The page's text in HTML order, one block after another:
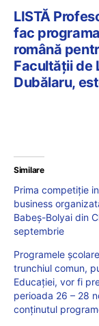
LISTĂ
fac
română
Facultății de
Dubălaru,
Similare
Prima competiție
business
Babeș-Bolyai din
septembrie
Programele
trunchiul comun,
Educației, vor fi
perioada 26 – 28
conținutul